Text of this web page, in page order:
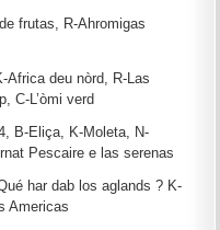
frutas, R-Ahromigas
Africa deu nòrd, R-Las
C-L’òmi verd
B-Eliça, K-Moleta, N-
Pescaire e las serenas
har dab los aglands ? K-
Americas